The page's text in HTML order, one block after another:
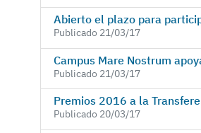
Publicado 21/03/17
Publicado 21/03/17
Publicado 20/03/17